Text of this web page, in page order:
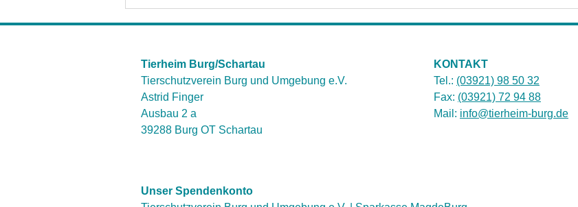
Tierheim Burg/Schartau
Tierschutzverein Burg und Umgebung e.V.
Astrid Finger
Ausbau 2 a
39288 Burg OT Schartau
KONTAKT
Tel.: (03921) 98 50 32
Fax: (03921) 72 94 88
Mail: info@tierheim-burg.de
Unser Spendenkonto